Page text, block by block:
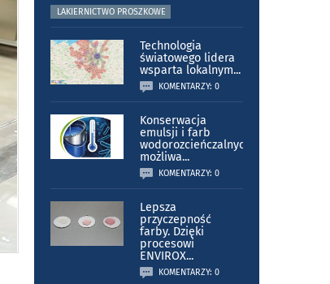
LAKIERNICTWO PROSZKOWE
Technologia
światowego lidera
wsparta lokalnym...
KOMENTARZY: 0
Konserwacja
emulsji i farb
wodorozcieńczalnych
możliwa...
KOMENTARZY: 0
Lepsza
przyczepność
farby. Dzięki
procesowi
ENVIROX...
KOMENTARZY: 0